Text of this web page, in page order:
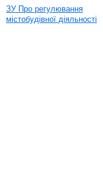
ЗУ Про регулювання
містобудівної діяльності